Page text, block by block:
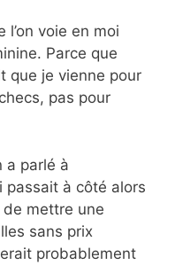
l’on voie en moi
Parce que
que je vienne pour
pas pour
a parlé à
passait à côté alors
de mettre une
sans prix
probablement